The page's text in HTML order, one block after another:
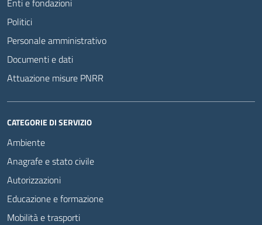
Politici
Personale amministrativo
Documenti e dati
Attuazione misure PNRR
CATEGORIE DI SERVIZIO
Ambiente
Anagrafe e stato civile
Autorizzazioni
Educazione e formazione
Mobilità e trasporti